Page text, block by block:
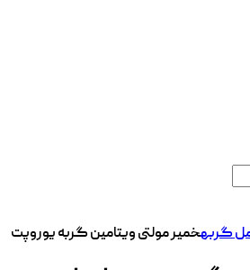
گربهخمیر مولتی ویتامین گربه یوروپت